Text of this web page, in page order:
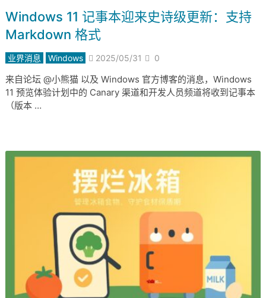
Windows 11 记事本迎来史诗级更新：支持
Markdown 格式
业界消息 Windows 2025/05/31 0
来自论坛 @小熊猫 以及 Windows 官方博客的消息，Windows
11 预览体验计划中的 Canary 渠道和开发人员频道将收到记事本
（版本 …